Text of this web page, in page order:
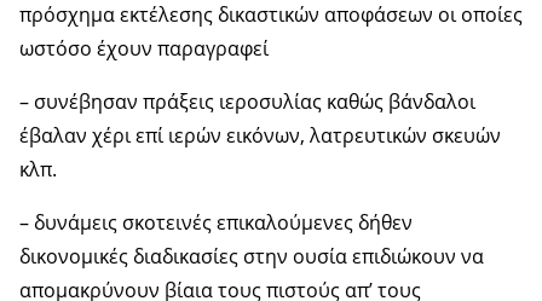
πρόσχημα εκτέλεσης δικαστικών αποφάσεων οι οποίες
ωστόσο έχουν παραγραφεί
– συνέβησαν πράξεις ιεροσυλίας καθώς βάνδαλοι
έβαλαν χέρι επί ιερών εικόνων, λατρευτικών σκευών
κλπ.
– δυνάμεις σκοτεινές επικαλούμενες δήθεν
δικονομικές διαδικασίες στην ουσία επιδιώκουν να
απομακρύνουν βίαια τους πιστούς απ’ τους